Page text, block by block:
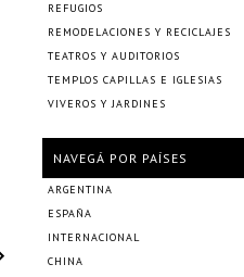
REFUGIOS
REMODELACIONES Y RECICLAJES
TEATROS Y AUDITORIOS
TEMPLOS CAPILLAS E IGLESIAS
VIVEROS Y JARDINES
NAVEGÁ POR PAÍSES
ARGENTINA
ESPAÑA
INTERNACIONAL
CHINA